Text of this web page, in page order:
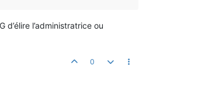
d’élire l’administratrice ou
0